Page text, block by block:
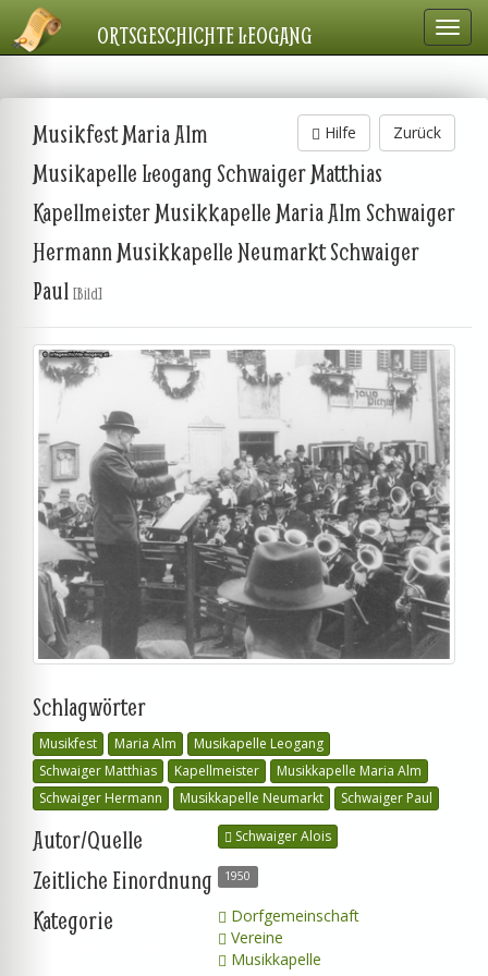
ORTSGESCHICHTE LEOGANG
Zurück
Hilfe
Musikfest Maria Alm
Musikapelle Leogang Schwaiger Matthias
Kapellmeister Musikkapelle Maria Alm Schwaiger
Hermann Musikkapelle Neumarkt Schwaiger
Paul [Bild]
Schlagwörter
Musikfest Maria Alm
Musikapelle Leogang
Schwaiger Matthias
Kapellmeister
Musikkapelle Maria Alm
Schwaiger Hermann
Musikkapelle Neumarkt Schwaiger Paul
Autor/Quelle Schwaiger Alois
Zeitliche Einordnung 1950
Kategorie
Dorfgemeinschaft
Vereine
Musikkapelle